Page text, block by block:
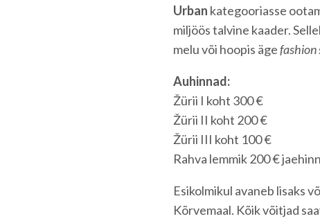
Urban kategooriasse
miljöös talvine kaader.
melu või hoopis ägefashion
Auhinnad:
Žürii I koht 300 €
Žürii II koht 200 €
Žürii III koht 100 €
Rahva lemmik 200 €
Esikolmikul avaneb lisaks
Kõrvemaal. Kõik võitjad